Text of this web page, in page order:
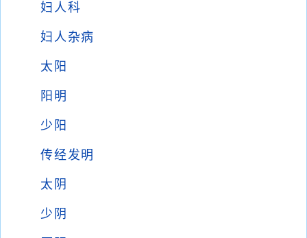
妇人科
妇人杂病
太阳
阳明
少阳
传经发明
太阴
少阴